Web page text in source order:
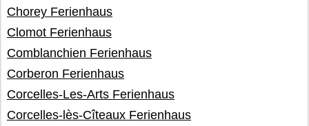
Chorey Ferienhaus
Clomot Ferienhaus
Comblanchien Ferienhaus
Corberon Ferienhaus
Corcelles-Les-Arts Ferienhaus
Corcelles-lès-Cîteaux Ferienhaus